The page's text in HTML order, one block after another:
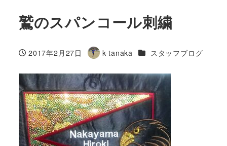
鷲のスパンコール刺繍
投稿日
2017年2月27日
著
k-tanaka カテゴリー
スタッフブログ